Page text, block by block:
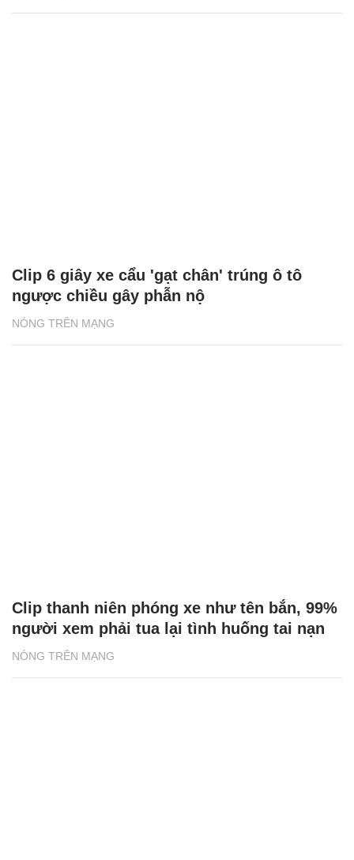
NÓNG TRÊN MẠNG
Clip 6 giây xe cẩu 'gạt chân' trúng ô tô
ngược chiều gây phẫn nộ
NÓNG TRÊN MẠNG
Clip thanh niên phóng xe như tên bắn, 99%
người xem phải tua lại tình huống tai nạn